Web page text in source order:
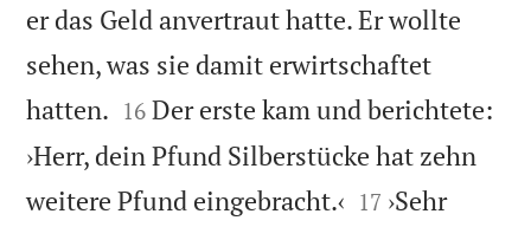
er das Geld anvertraut hatte. Er wollte
sehen, was sie damit erwirtschaftet
hatten. 

16 Der erste kam und berichtete:
›Herr, dein Pfund Silberstücke hat zehn
weitere Pfund eingebracht.‹ 

17 ›Sehr